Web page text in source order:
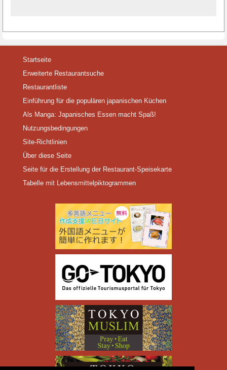
Startseite
Erweiterte Restaurantsuche
Restaurantliste
Einführung für die populären japanischen Küchen
Als Manga: Japanisches Essen macht Spaß!
Nutzungsbedingungen
Site-Richtlinien
Über diese Seite
Seite für die Erstellung der Restaurant-Speisekarte
Tabelle mit Lebensmittelpiktogrammen